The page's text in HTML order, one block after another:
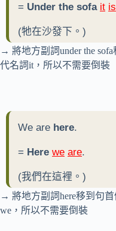
= Under the sofa it is
(牠在沙發下。)
→ 將地方副詞under the
代名詞it，所以不需要倒裝
We are here.
= Here we are.
(我們在這裡。)
→ 將地方副詞here移到句
we，所以不需要倒裝